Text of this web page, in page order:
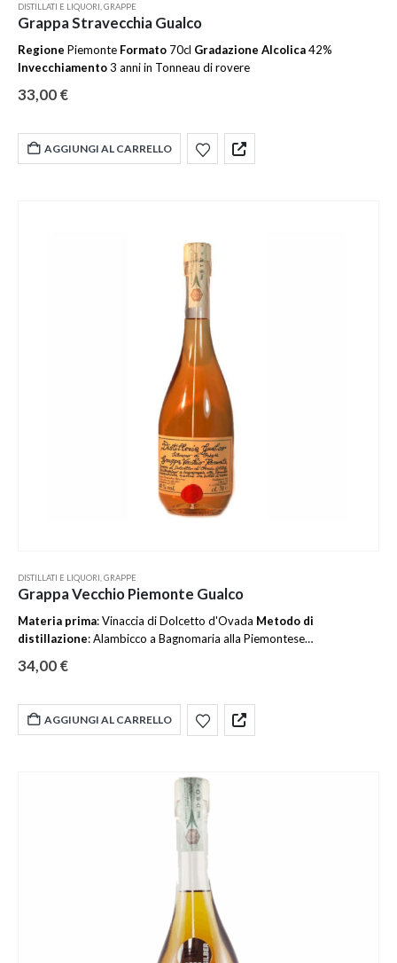
DISTILLATI E LIQUORI GRAPPE
Grappa Stravecchia Gualco
Regione Piemonte Formato 70cl Gradazione Alcolica42%
Invecchiamento3 anni in Tonneau di rovere
33,00 €
AGGIUNGI AL CARRELLO
DISTILLATI E LIQUORI GRAPPE
Grappa Vecchio Piemonte Gualco
Materia prima: Vinaccia di Dolcetto d'Ovada Metodo di
distillazione: Alambicco a Bagnomaria alla Piemontese
alcolica: 48 %
Sapore: secco senza eccessi e senza cedimenti, gustoso e serio allo
stesso tempo; giustamente alcolico; pieno carattere.
34,00 €
AGGIUNGI AL CARRELLO